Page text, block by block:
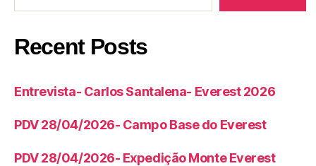
Recent Posts
Entrevista- Carlos Santalena- Everest 2026
PDV 28/04/2026- Campo Base do Everest
PDV 28/04/2026- Expedição Monte Everest